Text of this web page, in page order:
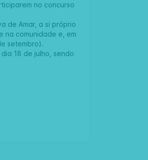
no concurso
de Amar, a si próprio
comunidade e, em
setembro).
18 de julho, sendo